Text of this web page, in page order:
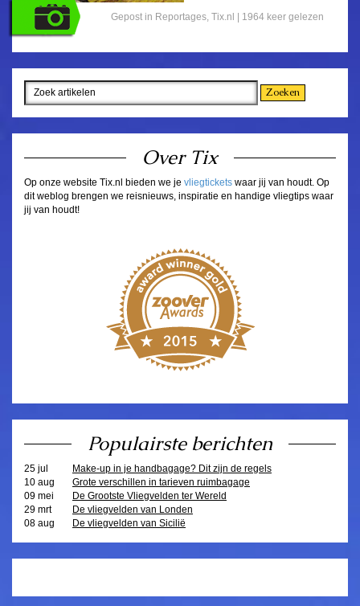
Gepost in Reportages Tix.nl | 1964 keer gelezen
Over Tix
Op onze website Tix.nl bieden we je vliegtickets waar jij van houdt. Op
dit weblog brengen we reisnieuws, inspiratie en handige vliegtips waar
jij van houdt!
Populairste berichten
25 jul
Make-up in je handbagage? Dit zijn de regels
10 aug
Grote verschillen in tarieven ruimbagage
09 mei
De Grootste Vliegvelden ter Wereld
29 mrt
De vliegvelden van Londen
08 aug
De vliegvelden van Sicilië